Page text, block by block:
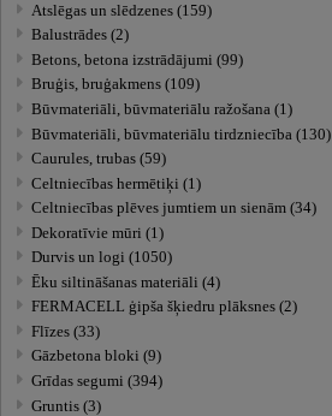
Atslēgas un slēdzenes (159)
Balustrādes (2)
Betons, betona izstrādājumi (99)
Bruģis, bruģakmens (109)
Būvmateriāli, būvmateriālu ražošana (1)
Būvmateriāli, būvmateriālu tirdzniecība (130)
Caurules, trubas (59)
Celtniecības hermētiķi (1)
Celtniecības plēves jumtiem un sienām (34)
Dekoratīvie mūri (1)
Durvis un logi (1050)
Ēku siltināšanas materiāli (4)
FERMACELL ģipša šķiedru plāksnes (2)
Flīzes (33)
Gāzbetona bloki (9)
Grīdas segumi (394)
Gruntis (3)